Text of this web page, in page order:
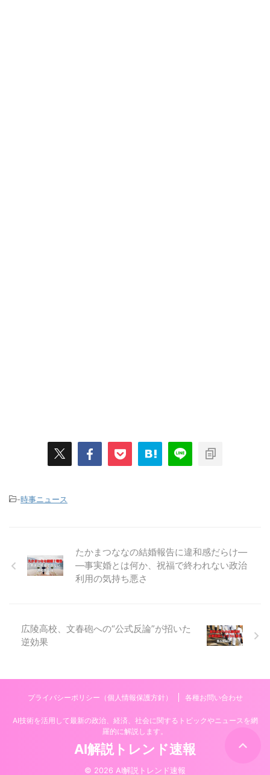
-時事ニュース
たかまつななの結婚報告に違和感だらけ―
―事実婚とは何か、祝福で終われない政治
利用の気持ち悪さ
広陵高校、文春砲への“公式反論”が招いた
逆効果
プライバシーポリシー（個人情報保護方針） 各種お問い合わせ
AI技術を活用して最新の政治、経済、社会に関するトピックやニュースを網
羅的に解説します。
AI解説トレンド速報
© 2026 AI解説トレンド速報